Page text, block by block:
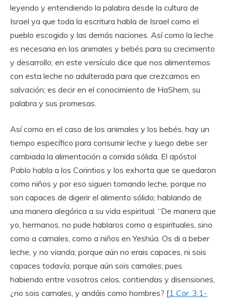
leyendo y entendiendo la palabra desde la cultura de
Israel ya que toda la escritura habla de Israel como el
pueblo escogido y las demás naciones. Así como la leche
es necesaria en los animales y bebés para su crecimiento
y desarrollo; en este versículo dice que nos alimentemos
con esta leche no adulterada para que crezcamos en
salvación; es decir en el conocimiento de HaShem, su
palabra y sus promesas.
Así como en el caso de los animales y los bebés, hay un
tiempo específico para consumir leche y luego debe ser
cambiada la alimentación a comida sólida. El apóstol
Pablo habla a los Corintios y los exhorta que se quedaron
como niños y por eso siguen tomando leche, porque no
son capaces de digerir el alimento sólido; hablando de
una manera alegórica a su vida espiritual. “De manera que
yo, hermanos, no pude hablaros como a espirituales, sino
como a carnales, como a niños en Yeshúa. Os di a beber
leche, y no vianda; porque aún no erais capaces, ni sois
capaces todavía, porque aún sois carnales; pues
habiendo entre vosotros celos, contiendas y disensiones,
¿no sois carnales, y andáis como hombres? [1 Cor. 3:1-